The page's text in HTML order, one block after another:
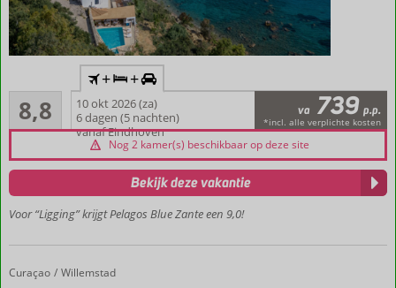
huurauto
Gelegen
Ionische
Zee
Authentieke
Griekse
rust,
8,8
Aanrader
111
beoordelingen
+ +
10 okt 2026 (za)
6 dagen (5 nachten)
vanaf Eindhoven
va 739 p.p.
*incl. alle verplichte kosten
Nog 2 kamer(s) beschikbaar op deze site
Voor “Ligging” krijgt Pelagos Blue Zante een 9,0!
Bekijk deze vakantie
Home
Curaçao Willemstad
Landhuis Bona Vista